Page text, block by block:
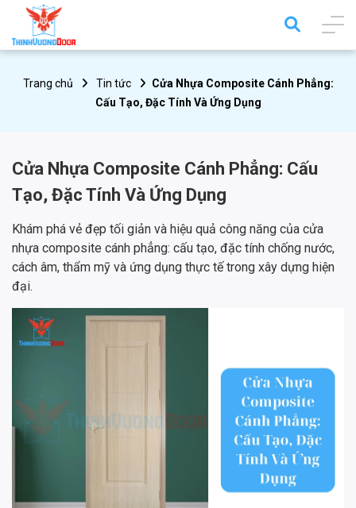
Trang chủ Tin tức
Cửa Nhựa Composite Cánh Phẳng:
Cấu Tạo, Đặc Tính Và Ứng Dụng
Cửa Nhựa Composite Cánh Phẳng: Cấu
Tạo, Đặc Tính Và Ứng Dụng
Khám phá vẻ đẹp tối giản và hiệu quả công năng của cửa
nhựa composite cánh phẳng: cấu tạo, đặc tính chống nước,
cách âm, thẩm mỹ và ứng dụng thực tế trong xây dựng hiện
đại.